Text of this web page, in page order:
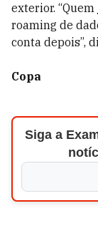
exterior.
roaming de
conta depois”,
Copa
Siga a